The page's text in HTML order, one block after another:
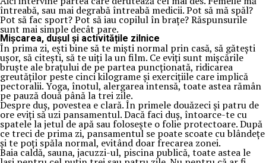
întreabă, sau mai degrabă întreabă medicii. Pot să mă spăl?
Pot să fac sport? Pot să iau copilul în brațe? Răspunsurile
sunt mai simple decât pare.
Mișcarea, dușul și activitățile zilnice
În prima zi, ești bine să te miști normal prin casă, să gătești
ușor, să citești, să te uiți la un film. Ce eviți sunt mișcările
bruște ale brațului de pe partea puncționată, ridicarea
greutăților peste cinci kilograme și exercițiile care implică
pectoralii. Yoga, înotul, alergarea intensă, toate astea rămân
pe pauză două până la trei zile.
Despre duș, povestea e clară. În primele douăzeci și patru de
ore eviți să uzi pansamentul. Dacă faci duș, întoarce-te cu
spatele la jetul de apă sau folosește o folie protectoare. După
ce treci de prima zi, pansamentul se poate scoate cu blândețe
și te poți spăla normal, evitând doar frecarea zonei.
Baia caldă, sauna, jacuzzi-ul, piscina publică, toate astea le